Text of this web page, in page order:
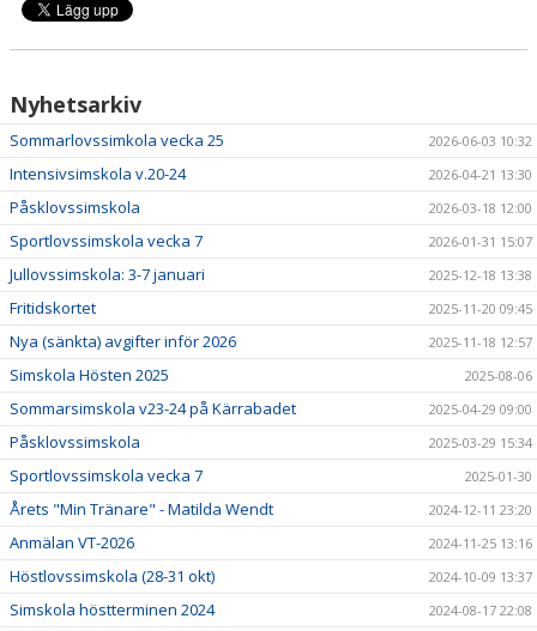
KOMMANDE KURSSTARTER
Nyhetsarkiv
Sommarlovssimkola vecka 25 2026-06-03 10:32
Intensivsimskola v.20-24 2026-04-21 13:30
Påsklovssimskola 2026-03-18 12:00
Sportlovssimskola vecka 7 2026-01-31 15:07
Jullovssimskola: 3-7 januari 2025-12-18 13:38
Fritidskortet 2025-11-20 09:45
Nya (sänkta) avgifter inför 2026 2025-11-18 12:57
Simskola Hösten 2025 2025-08-06
Sommarsimskola v23-24 på Kärrabadet 2025-04-29 09:00
Påsklovssimskola 2025-03-29 15:34
Sportlovssimskola vecka 7 2025-01-30
Årets "Min Tränare" - Matilda Wendt 2024-12-11 23:20
Anmälan VT-2026 2024-11-25 13:16
Höstlovssimskola (28-31 okt) 2024-10-09 13:37
Simskola höstterminen 2024 2024-08-17 22:08